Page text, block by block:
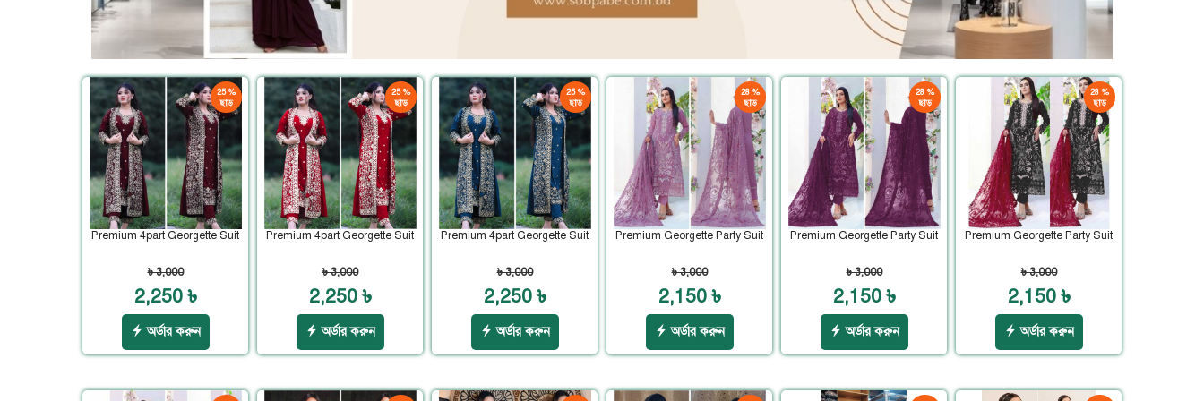
25 %
ছাড়
Premium 4part Georgette Suit
৳ 3,000
2,250 ৳
অর্ডার করুন
25 %
ছাড়
Premium 4part Georgette Suit
৳ 3,000
2,250 ৳
অর্ডার করুন
25 %
ছাড়
Premium 4part Georgette Suit
৳ 3,000
2,250 ৳
অর্ডার করুন
28 %
ছাড়
Premium Georgette Party Suit
৳ 3,000
2,150 ৳
অর্ডার করুন
28 %
ছাড়
Premium Georgette Party Suit
৳ 3,000
2,150 ৳
অর্ডার করুন
28 %
ছাড়
Premium Georgette Party Suit
৳ 3,000
2,150 ৳
অর্ডার করুন